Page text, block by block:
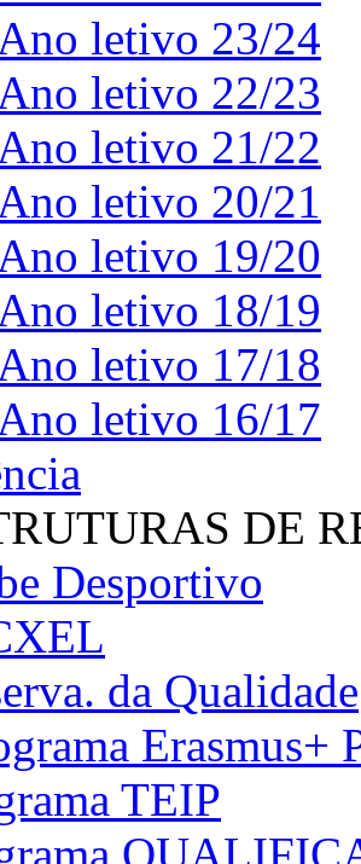
letivo 23/24
letivo 22/23
letivo 21/22
letivo 20/21
letivo 19/20
letivo 18/19
letivo 17/18
letivo 16/17
DE
Desportivo
da Qualidade
TEIP